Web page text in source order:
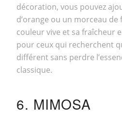
décoration, vous pouvez
d’orange ou un morceau
couleur vive et sa fraîcheur
pour ceux qui recherchent
différent sans perdre
classique.
6. MIMOSA